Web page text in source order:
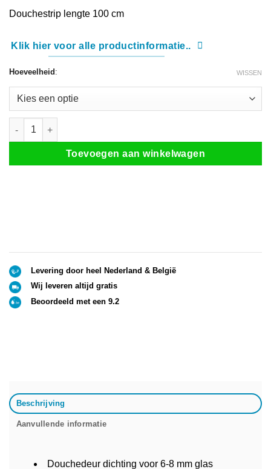
Douchestrip lengte 100 cm
Klik hier voor alle productinformatie..
Hoeveelheid : WISSEN
Douchedeur dichting (Type #2) aantal
Toevoegen aan winkelwagen
Levering door heel Nederland & België
Wij leveren altijd gratis
Beoordeeld met een 9.2
Beschrijving
Aanvullende informatie
Douchedeur dichting voor 6-8 mm glas